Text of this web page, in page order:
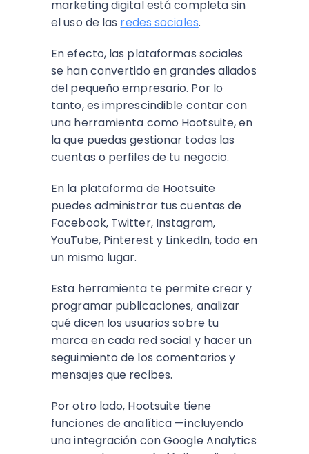
marketing digital está completa sin
el uso de las redes sociales.
En efecto, las plataformas sociales
se han convertido en grandes aliados
del pequeño empresario. Por lo
tanto, es imprescindible contar con
una herramienta como Hootsuite, en
la que puedas gestionar todas las
cuentas o perfiles de tu negocio.
En la plataforma de Hootsuite
puedes administrar tus cuentas de
Facebook, Twitter, Instagram,
YouTube, Pinterest y LinkedIn, todo en
un mismo lugar.
Esta herramienta te permite crear y
programar publicaciones, analizar
qué dicen los usuarios sobre tu
marca en cada red social y hacer un
seguimiento de los comentarios y
mensajes que recibes.
Por otro lado, Hootsuite tiene
funciones de analítica —incluyendo
una integración con Google Analytics